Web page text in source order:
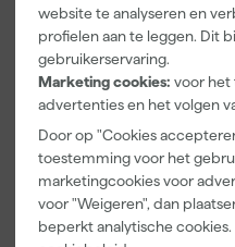
website te analyseren en
profielen aan te leggen. Dit
gebruikerservaring.
Marketing cookies: voor het
advertenties en het volgen
Door op "Cookies
toestemming voor het
marketingcookies voor
voor "Weigeren", dan
beperkt analytische
Paintura
Lucamax
Washi tape -
50mx24mm
Morgen
bezorgd
Adviesprijs 6,00
3,99
incl. BTW
r
22,00